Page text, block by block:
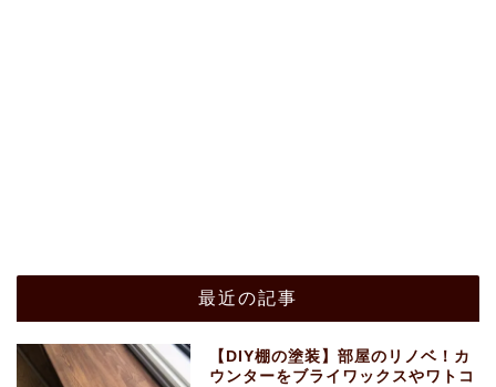
最近の記事
【DIY棚の塗装】部屋のリノベ！カ
ウンターをブライワックスやワトコ